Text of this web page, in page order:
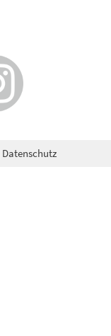
Datenschutz